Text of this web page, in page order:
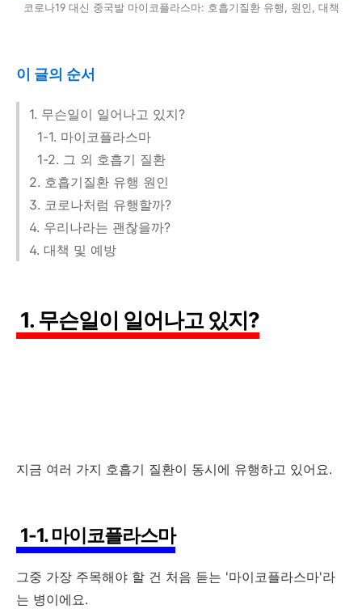
코로나19 대신 중국발 마이코플라스마: 호흡기질환 유행, 원인, 대책
이 글의 순서
1. 무슨일이 일어나고 있지?
1-1. 마이코플라스마
1-2. 그 외 호흡기 질환
2. 호흡기질환 유행 원인
3. 코로나처럼 유행할까?
4. 우리나라는 괜찮을까?
4. 대책 및 예방
1. 무슨일이 일어나고 있지?
지금 여러 가지 호흡기 질환이 동시에 유행하고 있어요.
1-1. 마이코플라스마
그중 가장 주목해야 할 건 처음 듣는 '마이코플라스마'라
는 병이에요.